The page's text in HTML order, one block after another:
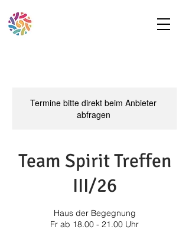
Termine bitte direkt beim Anbieter
abfragen
Team Spirit Treffen
III/26
Haus der Begegnung
Fr ab 18.00 - 21.00 Uhr